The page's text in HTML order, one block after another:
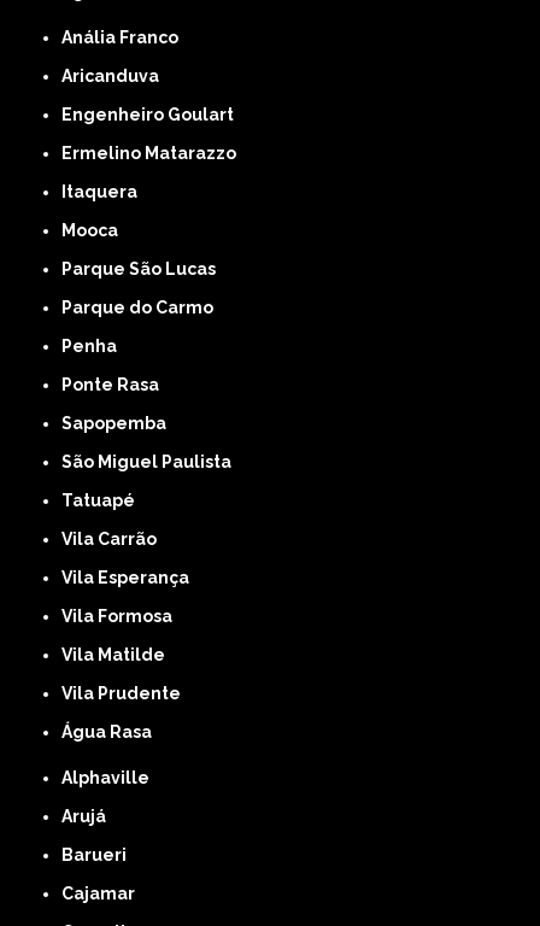
Anália Franco
Aricanduva
Engenheiro Goulart
Ermelino Matarazzo
Itaquera
Mooca
Parque São Lucas
Parque do Carmo
Penha
Ponte Rasa
Sapopemba
São Miguel Paulista
Tatuapé
Vila Carrão
Vila Esperança
Vila Formosa
Vila Matilde
Vila Prudente
Água Rasa
Alphaville
Arujá
Barueri
Cajamar